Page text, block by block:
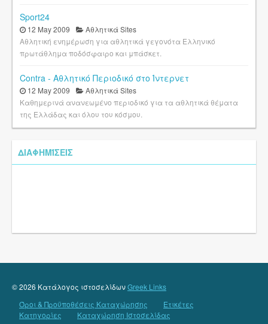
Sport24
12 May 2009
Αθλητικά Sites
Αθλητική ενημέρωση για αθλητικά γεγονότα Ελληνικό
πρωτάθλημα ποδόσφαιρο και μπάσκετ.
Contra - Αθλητικό Περιοδικό στο Ίντερνετ
12 May 2009
Αθλητικά Sites
Καθημερινά ανανεωμένο περιοδικό για τα αθλητικά θέματα
της Ελλάδας και όλου του κόσμου.
ΔΙΑΦΗΜΊΣΕΙΣ
© 2026 Κατάλογος ιστοσελίδωνGreek Links
Όροι & Προϋποθέσεις Καταχώρησης
Ετικέτες
Κατηγορίες
Καταχώρηση Ιστοσελίδας